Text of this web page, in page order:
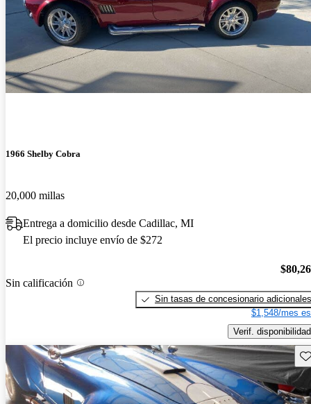
1966 Shelby Cobra
20,000 millas
Entrega a domicilio desde Cadillac, MI
El precio incluye envío de $272
Sin calificación
Sin tasas de concesionario adicionales
$1,548/mes
Verif. disponibilidad